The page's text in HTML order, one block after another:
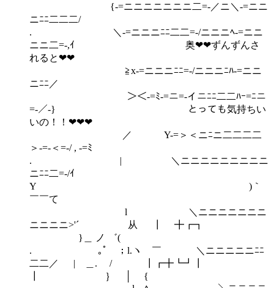
{-=ニニニニニニニ二=-／ニ＼-=ニニ
ニﾆﾆ二二二/
. ＼-=ニニニﾆﾆ二二=-/ニニニﾍ-=ニニ
ニニ二=-,ｲ 奥❤❤ずんずんさ
れると❤❤
≧x-=ニニニﾆﾆ=-/ニニニﾆﾊ-=ニニ
ニﾆﾆ／
＞＜-=ﾐ-=ニ=-イニﾆﾆ二二ﾊｰ=ﾆニ
=-／-} とっても気持ちい
いの！！❤❤❤
／ Y-=＞＜ニﾆニ二二二二
＞-=-＜=-/ , -=ﾐ
. | ＼ニニニニニニニニニ
ニﾆﾆ二=-/ｲ
Y )｀
￣￣て
l ＼ニニニニニニニ
ニニニニ>'´ 从 ┃ ╋┏┓
}＿ ノ ゛(
. ｡ﾟ ；l.ヽ ￣ ＼ニニニニニﾆﾆ
二二／ | ＿. / ┃┏╋┗┛┃
┃ ｝ │ {